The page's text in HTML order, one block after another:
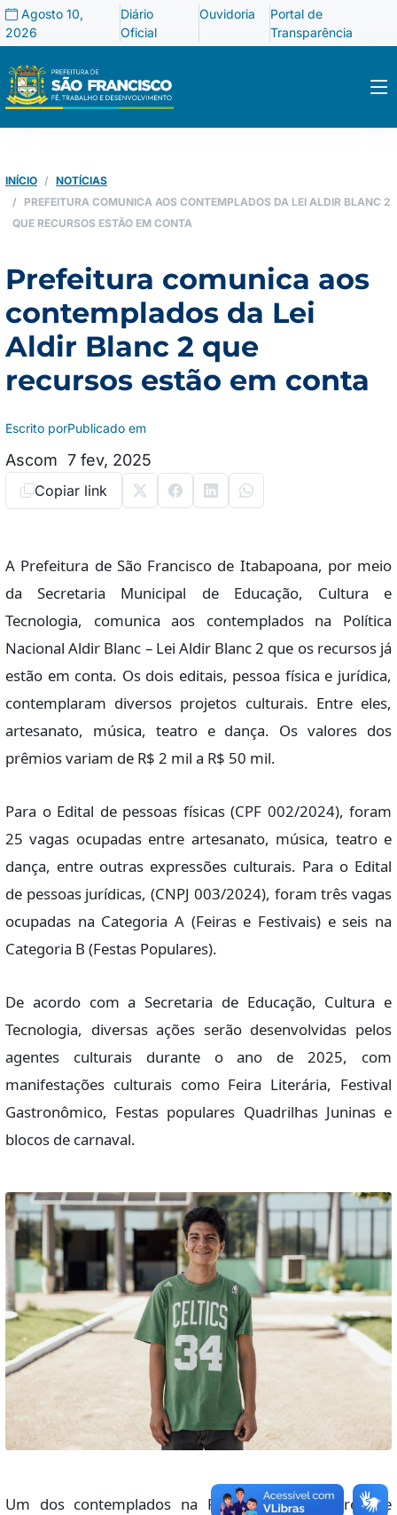
Agosto 10,
2026
Diário
Oficial
Ouvidoria
Portal de
Transparência
INÍCIO
NOTÍCIAS
PREFEITURA COMUNICA AOS CONTEMPLADOS DA LEI ALDIR BLANC 2
QUE RECURSOS ESTÃO EM CONTA
Prefeitura comunica aos
contemplados da Lei
Aldir Blanc 2 que
recursos estão em conta
Escrito por
Ascom
Publicado em
7 fev, 2025
Copiar link
A Prefeitura de São Francisco de Itabapoana, por meio
da Secretaria Municipal de Educação, Cultura e
Tecnologia, comunica aos contemplados na Política
Nacional Aldir Blanc – Lei Aldir Blanc 2 que os recursos já
estão em conta. Os dois editais, pessoa física e jurídica,
contemplaram diversos projetos culturais. Entre eles,
artesanato, música, teatro e dança. Os valores dos
prêmios variam de R$ 2 mil a R$ 50 mil.
Para o Edital de pessoas físicas (CPF 002/2024), foram
25 vagas ocupadas entre artesanato, música, teatro e
dança, entre outras expressões culturais. Para o Edital
de pessoas jurídicas, (CNPJ 003/2024), foram três vagas
ocupadas na Categoria A (Feiras e Festivais) e seis na
Categoria B (Festas Populares).
De acordo com a Secretaria de Educação, Cultura e
Tecnologia, diversas ações serão desenvolvidas pelos
agentes culturais durante o ano de 2025, com
manifestações culturais como Feira Literária, Festival
Gastronômico, Festas populares Quadrilhas Juninas e
blocos de carnaval.
Um dos contemplados na PNAB, Gabriel Soares de